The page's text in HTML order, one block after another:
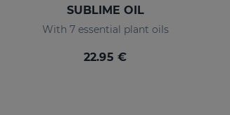
SUBLIME OIL
With 7 essential plant oils
22.95 €